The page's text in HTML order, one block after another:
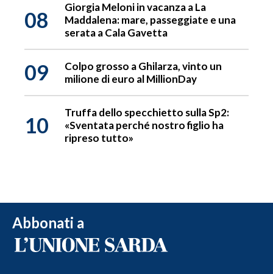
08
Giorgia Meloni in vacanza a La
Maddalena: mare, passeggiate e una
serata a Cala Gavetta
09
Colpo grosso a Ghilarza, vinto un
milione di euro al MillionDay
10
Truffa dello specchietto sulla Sp2:
«Sventata perché nostro figlio ha
ripreso tutto»
Abbonati a